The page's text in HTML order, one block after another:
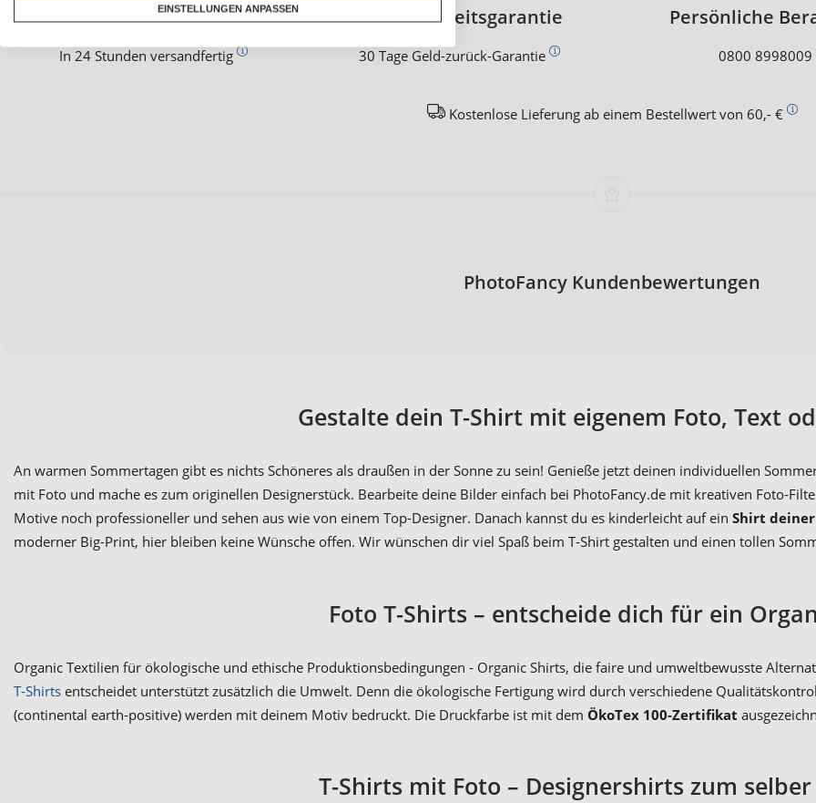
Schneller Versand
In 24 Stunden versandfertig
Zufriedenheitsgarantie
30 Tage Geld-zurück-Garantie
Persönliche
0800 8998009
Kostenlose Lieferung ab einem Bestellwert von 60,- €
PhotoFancy Kundenbewertungen
Gestalte dein T-Shirt mit eigenem Foto, Text
An warmen Sommertagen gibt es nichts Schöneres als draußen in der Sonne zu sein! Genieße jetzt deinen individuellen
mit Foto und mache es zum originellen Designerstück. Bearbeite deine Bilder einfach bei PhotoFancy.de mit kreativen Foto-
Motive noch professioneller und sehen aus wie von einem Top-Designer. Danach kannst du es kinderleicht auf ein Shirt
moderner Big-Print, hier bleiben keine Wünsche offen. Wir wünschen dir viel Spaß beim T-Shirt gestalten und einen tollen
Foto T-Shirts – entscheide dich für ein
Organic Textilien für ökologische und ethische Produktionsbedingungen - Organic Shirts, die faire und umweltbewusste
T-Shirts entscheidet unterstützt zusätzlich die Umwelt. Denn die ökologische Fertigung wird durch verschiedene
(continental earth-positive) werden mit deinem Motiv bedruckt. Die Druckfarbe ist mit dem ÖkoTex 100-Zertifikat
T-Shirts mit Foto – Designershirts zum
EINSTELLUNGEN ANPASSEN